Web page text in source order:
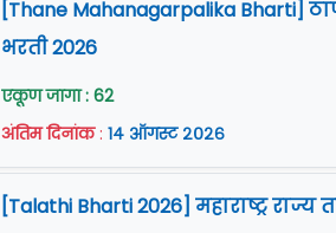
[Thane Mahanagarpalika Bharti]
भरती 2026
एकूण जागा : 62
अंतिम दिनांक: १४ ऑगस्ट २०२६
[Talathi Bharti 2026] महाराष्ट्र